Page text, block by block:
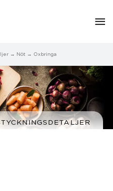
Nöt Oxbringa